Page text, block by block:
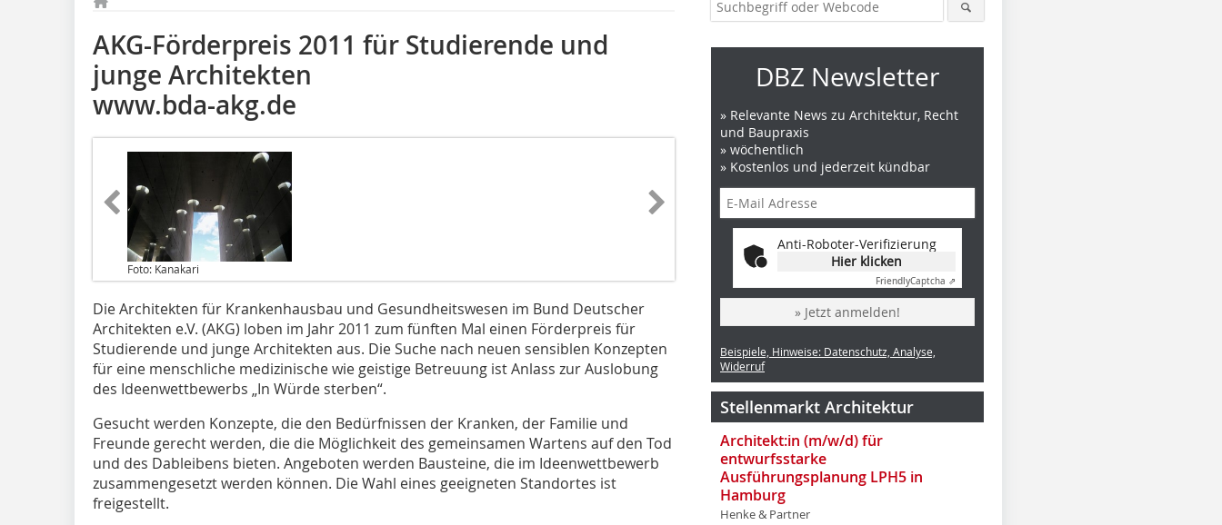
AKG-Förderpreis 2011 für Studierende und
junge Architekten
www.bda-akg.de
Foto: Kanakari
Die Architekten für Krankenhausbau und Gesundheitswesen im Bund Deutscher
Architekten e.V. (AKG) loben im Jahr 2011 zum fünften Mal einen Förderpreis für
Studierende und junge Architekten aus. Die Suche nach neuen sensiblen Konzepten
für eine menschliche medizinische wie geistige Betreuung ist Anlass zur Auslobung
des Ideenwettbewerbs „In Würde sterben“.
Gesucht werden Konzepte, die den Bedürfnissen der Kranken, der Familie und
Freunde gerecht werden, die die Möglichkeit des gemeinsamen Wartens auf den Tod
und des Dableibens bieten. Angeboten werden Bausteine, die im Ideenwettbewerb
zusammengesetzt werden können. Die Wahl eines geeigneten Standortes ist
freigestellt.
DBZ Newsletter
» Relevante News zu Architektur, Recht
und Baupraxis
» wöchentlich
» Kostenlos und jederzeit kündbar
Anti-Roboter-Verifizierung
Hier klicken
FriendlyCaptcha ⇗
» Jetzt anmelden!
Beispiele, Hinweise: Datenschutz, Analyse,
Widerruf
Stellenmarkt Architektur
Architekt:in (m/w/d) für
entwurfsstarke
Ausführungsplanung LPH5 in
Hamburg
Henke & Partner